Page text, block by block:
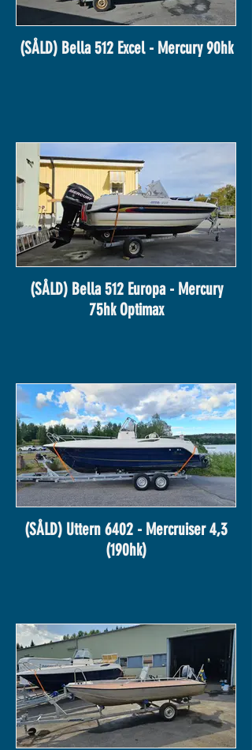
(SÅLD) Bella 512 Excel - Mercury 90hk
(SÅLD) Bella 512 Europa - Mercury
75hk Optimax
(SÅLD) Uttern 6402 - Mercruiser 4,3
(190hk)